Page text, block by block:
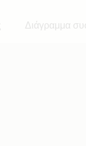
Διάγραμμα